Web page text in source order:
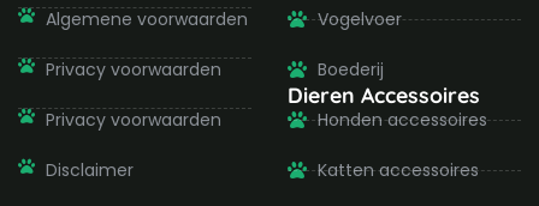
Algemene voorwaarden
Privacy voorwaarden
Privacy voorwaarden
Disclaimer
Vogelvoer
Boederij
Dieren Accessoires
Honden accessoires
Katten accessoires